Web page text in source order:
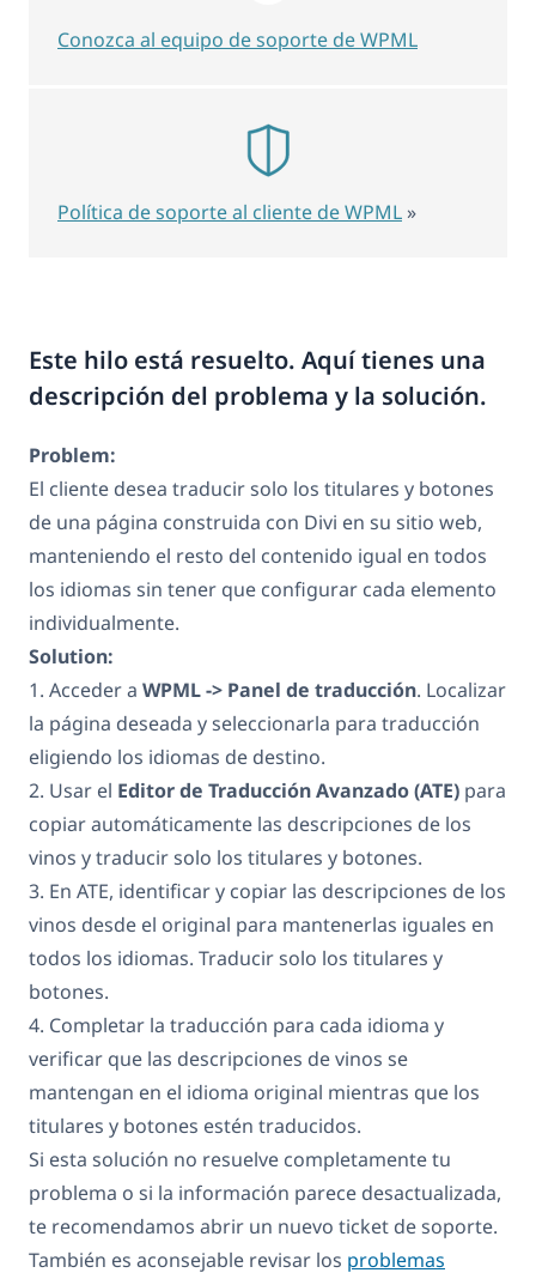
Este hilo está resuelto. Aquí tienes una
descripción del problema y la solución.
Problem:
El cliente desea traducir solo los titulares y botones
de una página construida con Divi en su sitio web,
manteniendo el resto del contenido igual en todos
los idiomas sin tener que configurar cada elemento
individualmente.
Solution:
1. Acceder a WPML -> Panel de traducción. Localizar
la página deseada y seleccionarla para traducción
eligiendo los idiomas de destino.
2. Usar el Editor de Traducción Avanzado (ATE) para
copiar automáticamente las descripciones de los
vinos y traducir solo los titulares y botones.
3. En ATE, identificar y copiar las descripciones de los
vinos desde el original para mantenerlas iguales en
todos los idiomas. Traducir solo los titulares y
botones.
4. Completar la traducción para cada idioma y
verificar que las descripciones de vinos se
mantengan en el idioma original mientras que los
titulares y botones estén traducidos.
Si esta solución no resuelve completamente tu
problema o si la información parece desactualizada,
te recomendamos abrir un nuevo ticket de soporte.
También es aconsejable revisar los problemas
Conozca al equipo de soporte de WPML
Política de soporte al cliente de WPML »